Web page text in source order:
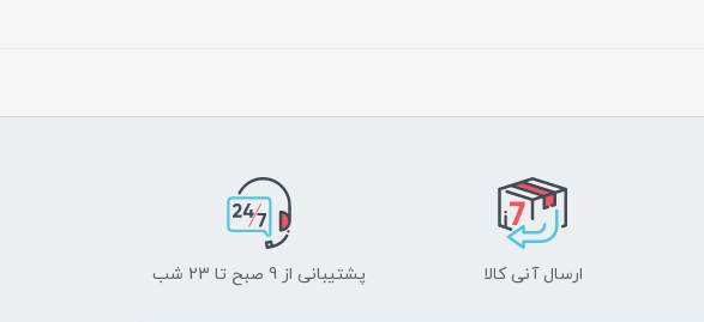
ارسال آنی کالا پشتیبانی از 9 صبح تا 23 شب